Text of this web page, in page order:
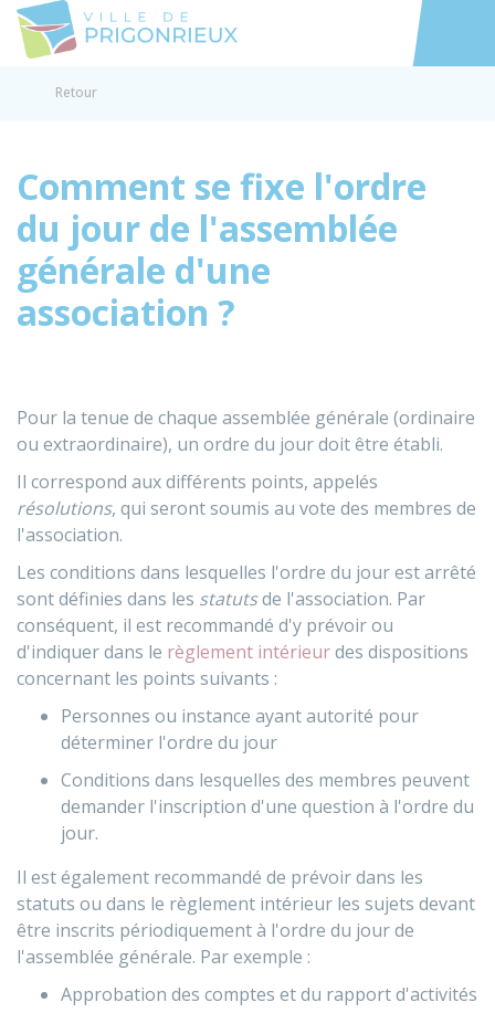
Accéder
Retour
Comment se fixe l'ordre
du jour de l'assemblée
générale d'une
association ?
Pour la tenue de chaque assemblée générale (ordinaire
ou extraordinaire), un ordre du jour doit être établi.
Il correspond aux différents points, appelés
résolutions, qui seront soumis au vote des membres de
l'association.
Les conditions dans lesquelles l'ordre du jour est arrêté
sont définies dans les statutsde l'association. Par
conséquent, il est recommandé d'y prévoir ou
d'indiquer dans le règlement intérieurdes dispositions
concernant les points suivants :
Personnes ou instance ayant autorité pour
déterminer l'ordre du jour
Conditions dans lesquelles des membres peuvent
demander l'inscription d'une question à l'ordre du
jour.
Il est également recommandé de prévoir dans les
statuts ou dans le règlement intérieur les sujets devant
être inscrits périodiquement à l'ordre du jour de
l'assemblée générale. Par exemple :
Approbation des comptes et du rapport d'activités